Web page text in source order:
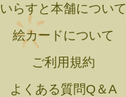
いらすと本舗について
絵カードについて
ご利用規約
よくある質問Q＆A